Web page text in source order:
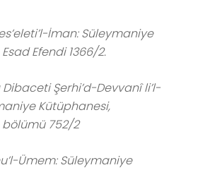
İman: Süleymaniye
Efendi 1366/2.
Dibaceti Şerhi’d-Devvanî li’l-
Kütüphanesi,
752/2
Ümem: Süleymaniye